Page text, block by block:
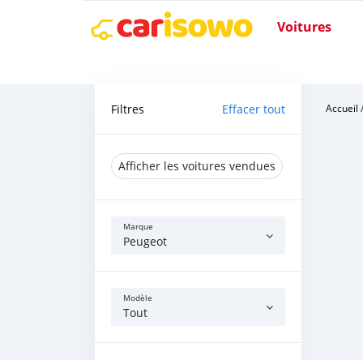
Voitures
Filtres Effacer tout
Afficher les voitures vendues
Marque
Peugeot
Modèle
Tout
Accueil